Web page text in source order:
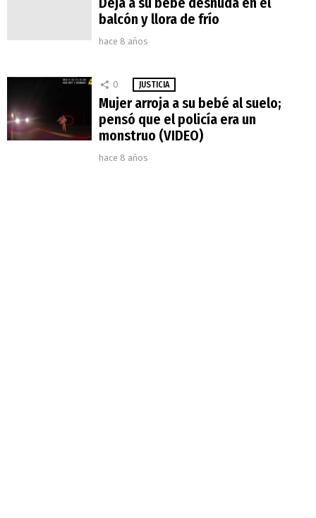
balcón y llora de frío
hace 8 años
0 JUSTICIA
Mujer arroja a su bebé al suelo;
pensó que el policía era un
monstruo (VIDEO)
hace 8 años